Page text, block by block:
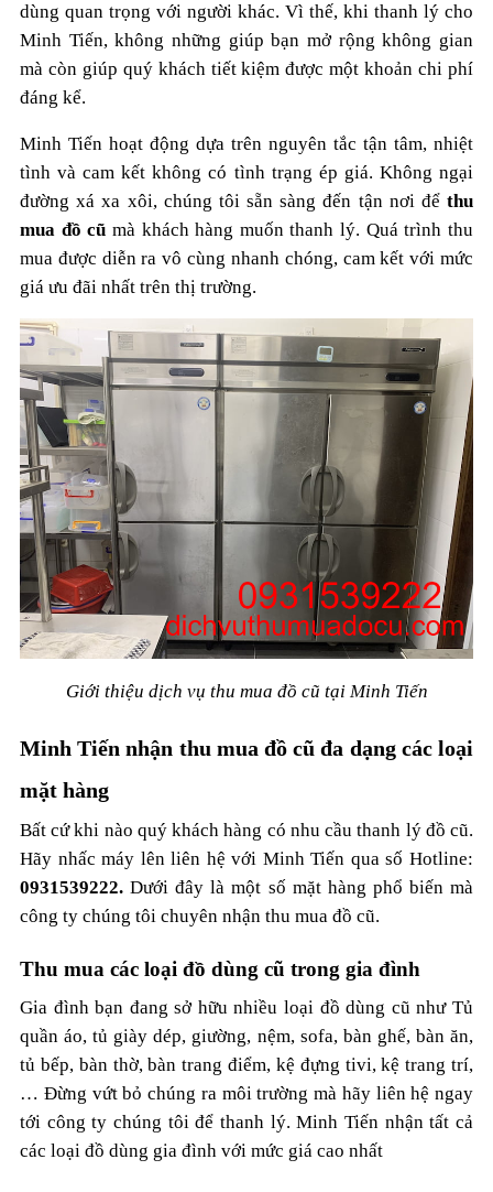
dùng quan trọng với người khác. Vì thế, khi thanh lý cho
Minh Tiến, không những giúp bạn mở rộng không gian
mà còn giúp quý khách tiết kiệm được một khoản chi phí
đáng kể.
Minh Tiến hoạt động dựa trên nguyên tắc tận tâm, nhiệt
tình và cam kết không có tình trạng ép giá. Không ngại
đường xá xa xôi, chúng tôi sẵn sàng đến tận nơi đểthu
mua đồ cũ mà khách hàng muốn thanh lý. Quá trình thu
mua được diễn ra vô cùng nhanh chóng, cam kết với mức
giá ưu đãi nhất trên thị trường.
Giới thiệu dịch vụ thu mua đồ cũ tại Minh Tiến
Minh Tiến nhận thu mua đồ cũ đa dạng các loại
mặt hàng
Bất cứ khi nào quý khách hàng có nhu cầu thanh lý đồ cũ.
Hãy nhấc máy lên liên hệ với Minh Tiến qua số Hotline:
0931539222.Dưới đây là một số mặt hàng phổ biến mà
công ty chúng tôi chuyên nhận thu mua đồ cũ.
Thu mua các loại đồ dùng cũ trong gia đình
Gia đình bạn đang sở hữu nhiều loại đồ dùng cũ như Tủ
quần áo, tủ giày dép, giường, nệm, sofa, bàn ghế, bàn ăn,
tủ bếp, bàn thờ, bàn trang điểm, kệ đựng tivi, kệ trang trí,
… Đừng vứt bỏ chúng ra môi trường mà hãy liên hệ ngay
tới công ty chúng tôi để thanh lý. Minh Tiến nhận tất cả
các loại đồ dùng gia đình với mức giá cao nhất